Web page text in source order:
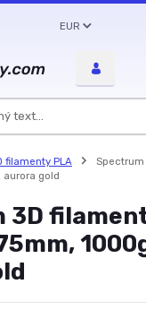
EUR
filamenty PLA
Spectrum
aurora gold
3D